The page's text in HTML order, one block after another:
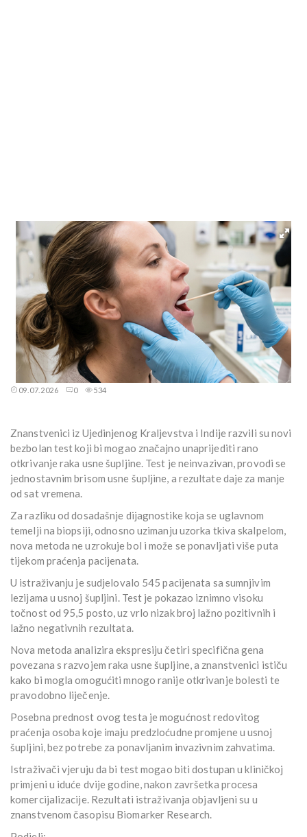
09.07.2026 0 534
Znanstvenici iz Ujedinjenog Kraljevstva i Indije razvili su novi
bezbolan test koji bi mogao značajno unaprijediti rano
otkrivanje raka usne šupljine. Test je neinvazivan, provodi se
jednostavnim brisom usne šupljine, a rezultate daje za manje
od sat vremena.
Za razliku od dosadašnje dijagnostike koja se uglavnom
temelji na biopsiji, odnosno uzimanju uzorka tkiva skalpelom,
nova metoda ne uzrokuje bol i može se ponavljati više puta
tijekom praćenja pacijenata.
U istraživanju je sudjelovalo 545 pacijenata sa sumnjivim
lezijama u usnoj šupljini. Test je pokazao iznimno visoku
točnost od 95,5 posto, uz vrlo nizak broj lažno pozitivnih i
lažno negativnih rezultata.
Nova metoda analizira ekspresiju četiri specifična gena
povezana s razvojem raka usne šupljine, a znanstvenici ističu
kako bi mogla omogućiti mnogo ranije otkrivanje bolesti te
pravodobno liječenje.
Posebna prednost ovog testa je mogućnost redovitog
praćenja osoba koje imaju predzloćudne promjene u usnoj
šupljini, bez potrebe za ponavljanim invazivnim zahvatima.
Istraživači vjeruju da bi test mogao biti dostupan u kliničkoj
primjeni u iduće dvije godine, nakon završetka procesa
komercijalizacije. Rezultati istraživanja objavljeni su u
znanstvenom časopisu Biomarker Research.